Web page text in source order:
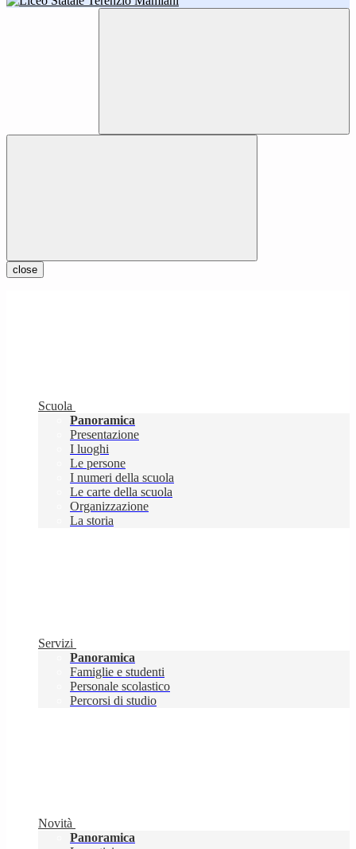
close
Scuola
Panoramica
Presentazione
I luoghi
Le persone
I numeri della scuola
Le carte della scuola
Organizzazione
La storia
Servizi
Panoramica
Famiglie e studenti
Personale scolastico
Percorsi di studio
Novità
Panoramica